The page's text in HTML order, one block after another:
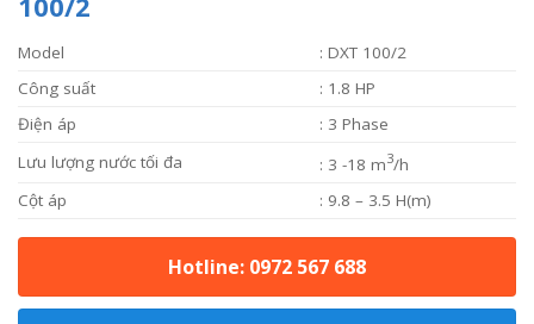
Model
: DXT 100/2
Công suất
: 1.8 HP
Điện áp
: 3 Phase
Lưu lượng nước tối đa
: 3 -18 m3/h
Cột áp
: 9.8 – 3.5 H(m)
Hotline: 0972 567 688